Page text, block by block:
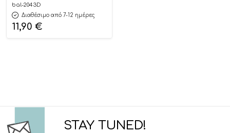
2043D
bal-2043D
Διαθέσιμο από 7-12 ημέρες
11,90 €
STAY TUNED!